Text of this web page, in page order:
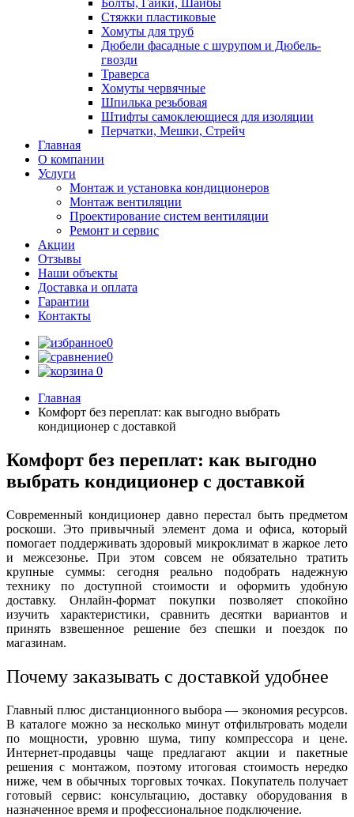
Болты, Гайки, Шайбы
Стяжки пластиковые
Хомуты для труб
Дюбели фасадные с шурупом и Дюбель-
гвозди
Траверса
Хомуты червячные
Шпилька резьбовая
Штифты самоклеющиеся для изоляции
Перчатки, Мешки, Стрейч
Главная
О компании
Услуги
Монтаж и установка кондиционеров
Монтаж вентиляции
Проектирование систем вентиляции
Ремонт и сервис
Акции
Отзывы
Наши объекты
Доставка и оплата
Гарантии
Контакты
0
0
0
Главная
Комфорт без переплат: как выгодно выбрать
кондиционер с доставкой
Комфорт без переплат: как выгодно
выбрать кондиционер с доставкой
Современный кондиционер давно перестал быть предметом
роскоши. Это привычный элемент дома и офиса, который
помогает поддерживать здоровый микроклимат в жаркое лето
и межсезонье. При этом совсем не обязательно тратить
крупные суммы: сегодня реально подобрать надежную
технику по доступной стоимости и оформить удобную
доставку. Онлайн-формат покупки позволяет спокойно
изучить характеристики, сравнить десятки вариантов и
принять взвешенное решение без спешки и поездок по
магазинам.
Почему заказывать с доставкой удобнее
Главный плюс дистанционного выбора — экономия ресурсов.
В каталоге можно за несколько минут отфильтровать модели
по мощности, уровню шума, типу компрессора и цене.
Интернет-продавцы чаще предлагают акции и пакетные
решения с монтажом, поэтому итоговая стоимость нередко
ниже, чем в обычных торговых точках. Покупатель получает
готовый сервис: консультацию, доставку оборудования в
назначенное время и профессиональное подключение.